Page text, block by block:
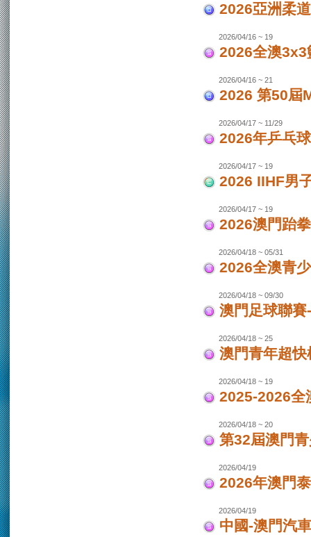
2026亞洲柔
2026/04/16 ~ 19
2026全澳3x3
2026/04/16 ~ 21
2026 第50屆
2026/04/17 ~ 11/29
2026年乒乓
2026/04/17 ~ 19
2026 IIHF男
2026/04/17 ~ 19
2026澳門跆
2026/04/18 ~ 05/31
2026全澳青
2026/04/18 ~ 09/30
澳門足球聯
2026/04/18 ~ 25
澳門青年超快
2026/04/18 ~ 19
2025-2026全
2026/04/18 ~ 20
第32屆澳門
2026/04/19
2026年澳門
2026/04/19
中國-澳門汽